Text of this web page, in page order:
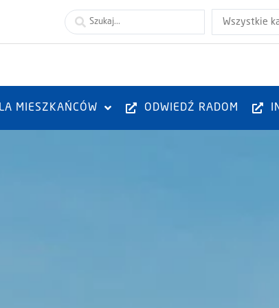
Wszystkie
MIESZKAŃCÓW ODWIEDŹ RADOM